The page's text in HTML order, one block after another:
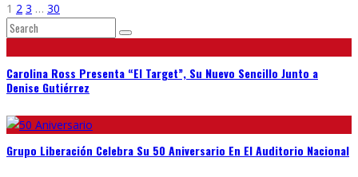
1 2 3 … 30
Carolina Ross Presenta “El Target”, Su Nuevo Sencillo Junto a
Denise Gutiérrez
Grupo Liberación Celebra Su 50 Aniversario En El Auditorio Nacional